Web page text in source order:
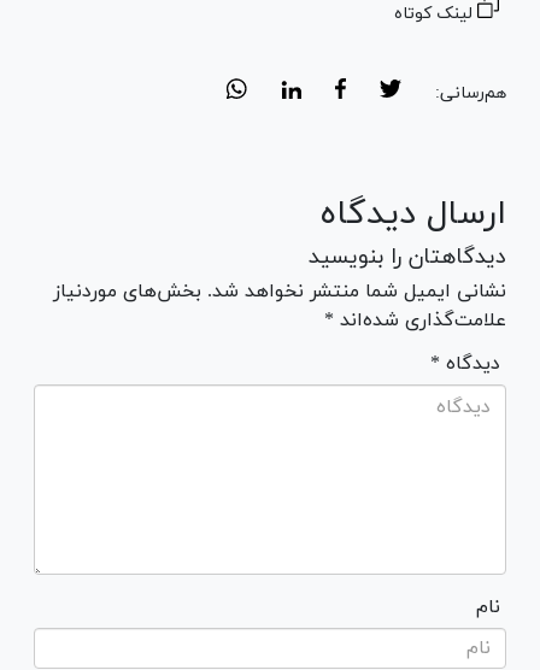
لینک کوتاه
هم‌رسانی:
ارسال دیدگاه
دیدگاهتان را بنویسید
نشانی ایمیل شما منتشر نخواهد شد. بخش‌های موردنیاز
علامت‌گذاری شده‌اند *
* دیدگاه
نام